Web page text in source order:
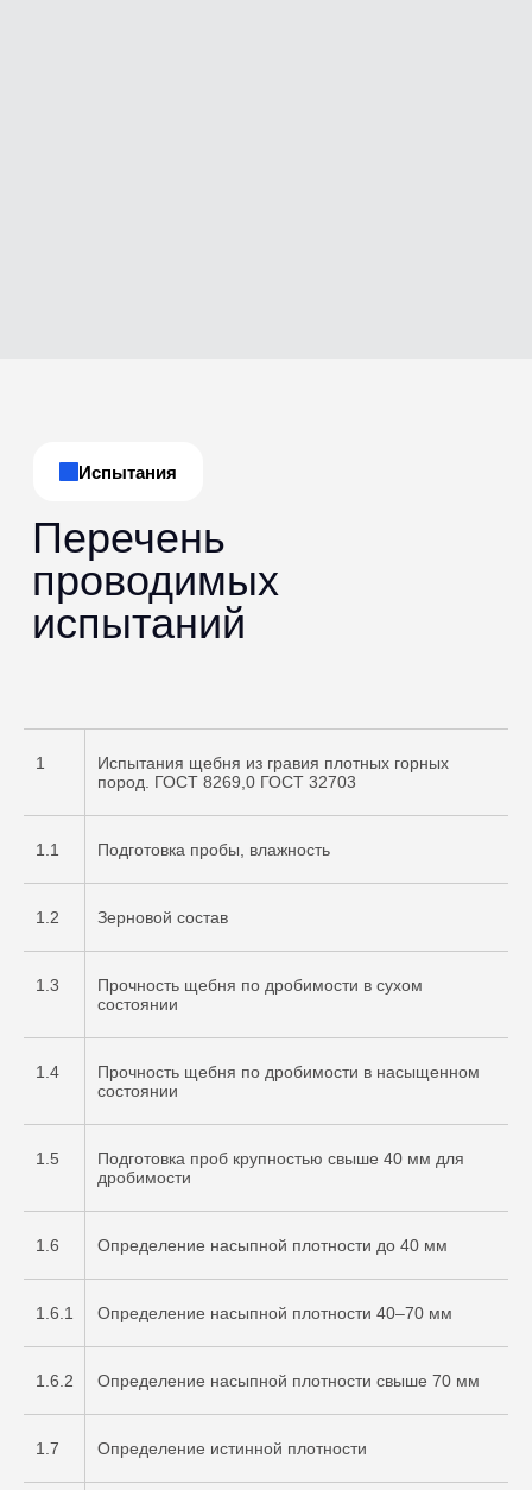
1
Испытания щебня из гравия плотных горных
пород. ГОСТ 8269,0 ГОСТ 32703
1.1 Подготовка пробы, влажность
1.2 Зерновой состав
1.3
Прочность щебня по дробимости в сухом
состоянии
1.4
Прочность щебня по дробимости в насыщенном
состоянии
1.5
Подготовка проб крупностью свыше 40 мм для
дробимости
1.6 Определение насыпной плотности до 40 мм
1.6.1 Определение насыпной плотности 40–70 мм
1.6.2 Определение насыпной плотности свыше 70 мм
1.7 Определение истинной плотности